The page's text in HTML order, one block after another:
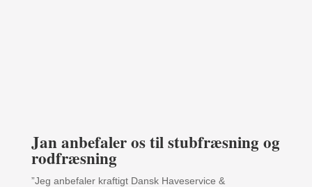
Jan anbefaler os til stubfræsning og
rodfræsning
”Jeg anbefaler kraftigt Dansk Haveservice &